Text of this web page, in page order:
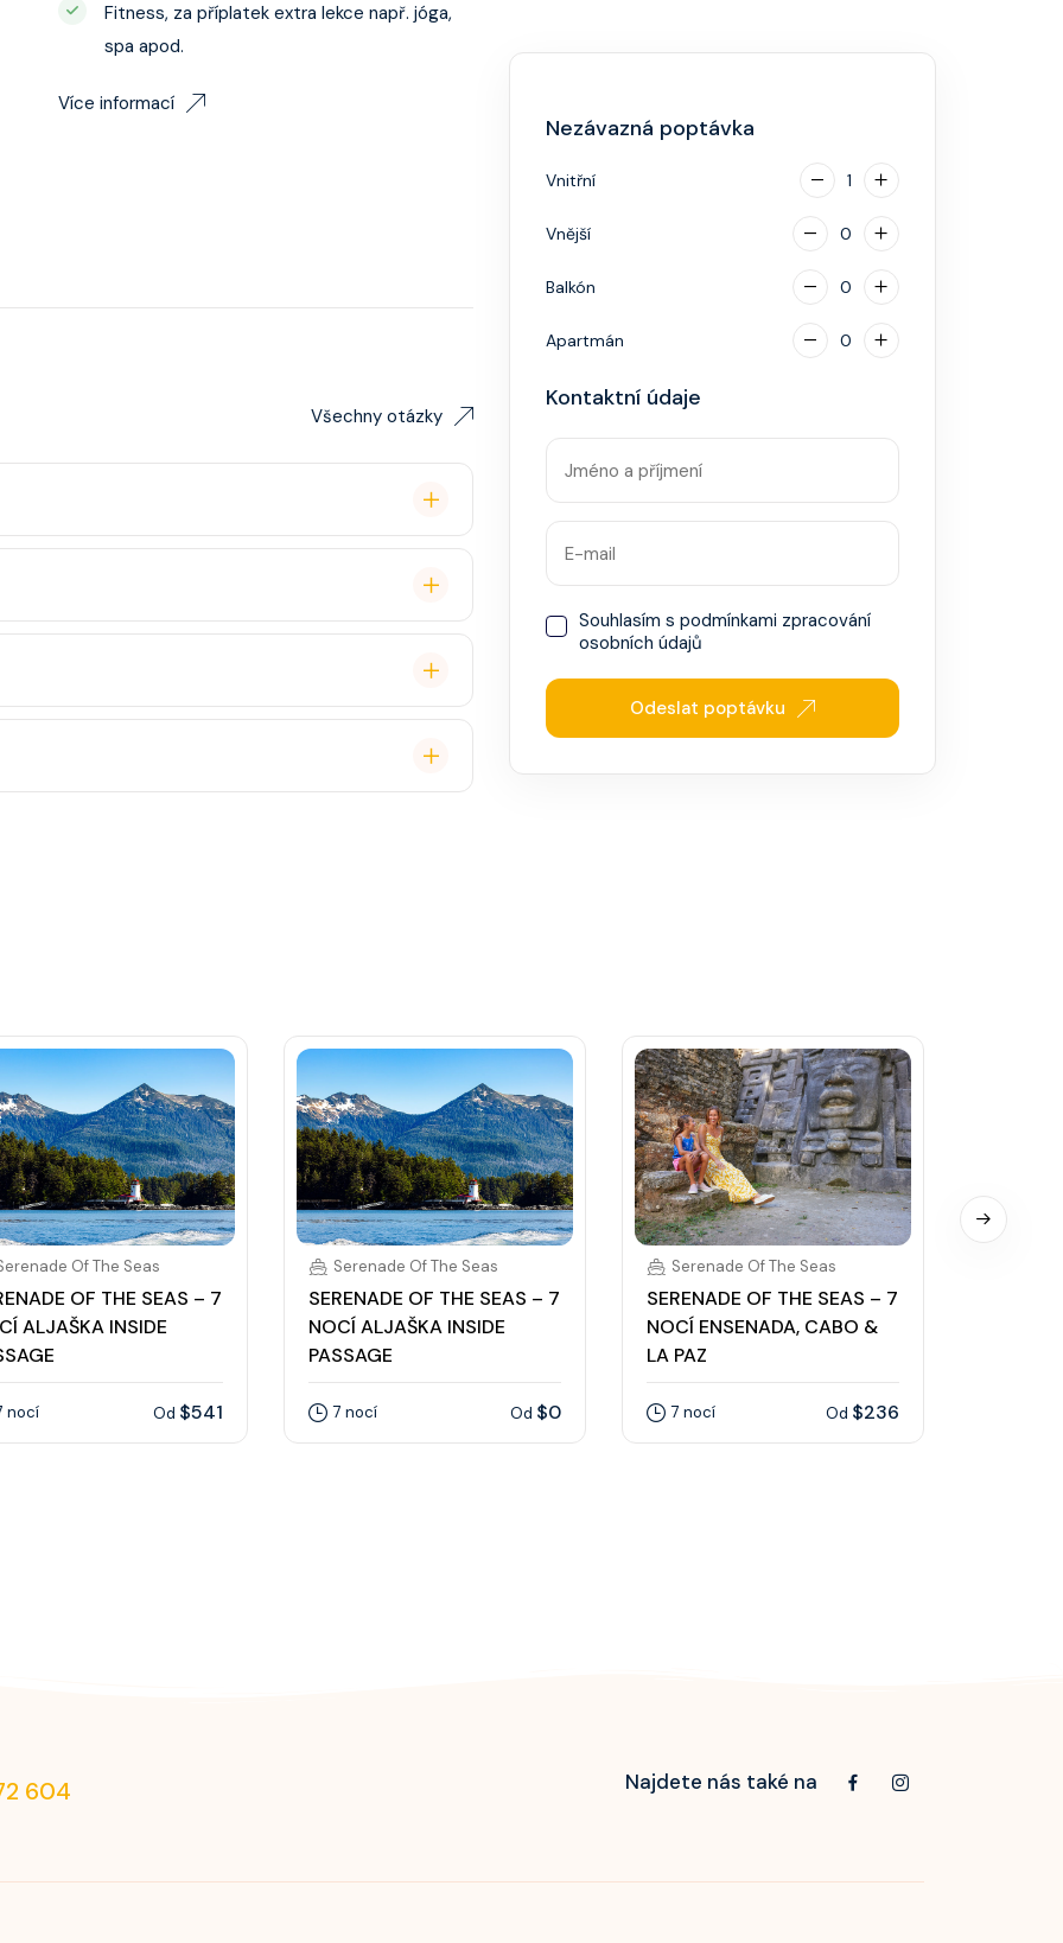
Fitness, za příplatek extra lekce např. jóga,
spa apod.
Více informací
Všechny otázky
Nezávazná poptávka
Vnitřní 1
Vnější 0
Balkón 0
Apartmán 0
Kontaktní údaje
Souhlasím spodmínkami zpracování
osobních údajů
Odeslat poptávku
Of The Seas
OF THE SEAS – 7
ALJAŠKA INSIDE
nocí Od $541
Serenade Of The Seas
SERENADE OF THE SEAS – 7
NOCÍ ALJAŠKA INSIDE
PASSAGE
7 nocí Od $0
Serenade Of The Seas
SERENADE OF THE SEAS – 7
NOCÍ ENSENADA, CABO &
LA PAZ
7 nocí Od $236
604 Najdete nás také na